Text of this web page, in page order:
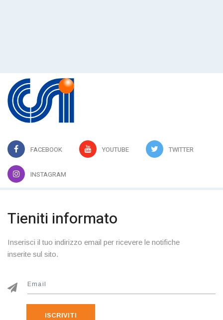
FACEBOOK YOUTUBE TWITTER
INSTAGRAM
Tieniti informato
Inserisci il tuo indirizzo email per ricevere le notifiche
inserite sul sito.
ISCRIVITI